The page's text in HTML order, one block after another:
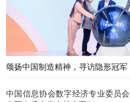
颂扬中国制造精神，寻访隐形冠军
中国信息协会数字经济专业委员